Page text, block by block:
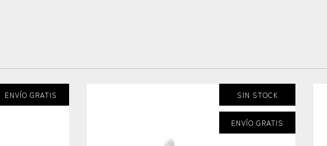
ENVÍO GRATIS SIN STOCK
ENVÍO GRATIS